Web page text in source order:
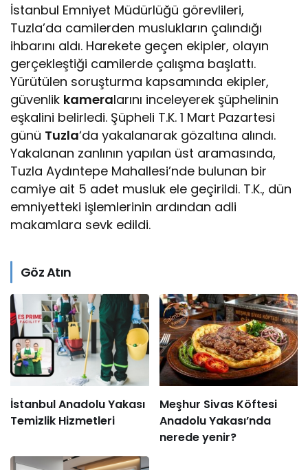
İstanbul Emniyet Müdürlüğü görevlileri,
Tuzla’da camilerden muslukların çalındığı
ihbarını aldı. Harekete geçen ekipler, olayın
gerçekleştiği camilerde çalışma başlattı.
Yürütülen soruşturma kapsamında ekipler,
güvenlik kameralarını inceleyerek şüphelinin
eşkalini belirledi. Şüpheli T.K. 1 Mart Pazartesi
günü Tuzla‘da yakalanarak gözaltına alındı.
Yakalanan zanlının yapılan üst aramasında,
Tuzla Aydıntepe Mahallesi’nde bulunan bir
camiye ait 5 adet musluk ele geçirildi. T.K., dün
emniyetteki işlemlerinin ardından adli
makamlara sevk edildi.
Göz Atın
İstanbul Anadolu Yakası
Temizlik Hizmetleri
Meşhur Sivas Köftesi
Anadolu Yakası’nda
nerede yenir?